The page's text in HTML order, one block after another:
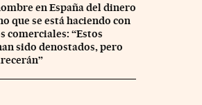
en España del dinero
que se está haciendo con
comerciales: “Estos
sido denostados, pero